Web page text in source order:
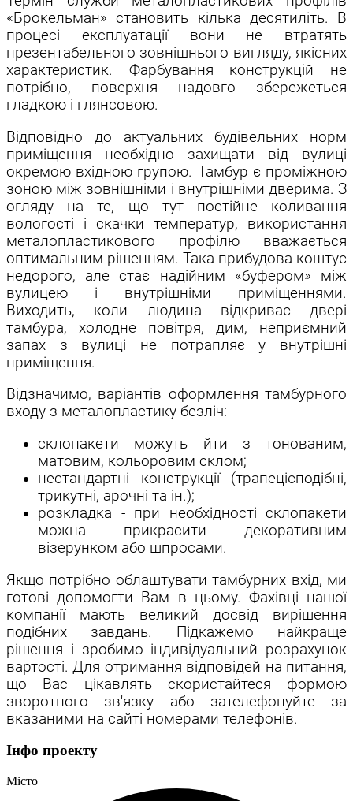
«Брокельман» становить кілька десятиліть. В
процесі експлуатації вони не втратять
презентабельного зовнішнього вигляду, якісних
характеристик. Фарбування конструкцій не
потрібно, поверхня надовго збережеться
гладкою і глянсовою.
Відповідно до актуальних будівельних норм
приміщення необхідно захищати від вулиці
окремою вхідною групою. Тамбур є проміжною
зоною між зовнішніми і внутрішніми дверима. З
огляду на те, що тут постійне коливання
вологості і скачки температур, використання
металопластикового профілю вважається
оптимальним рішенням. Така прибудова коштує
недорого, але стає надійним «буфером» між
вулицею і внутрішніми приміщеннями.
Виходить, коли людина відкриває двері
тамбура, холодне повітря, дим, неприємний
запах з вулиці не потрапляє у внутрішні
приміщення.
Відзначимо, варіантів оформлення тамбурного
входу з металопластику безліч:
склопакети можуть йти з тонованим,
матовим, кольоровим склом;
нестандартні конструкції (трапецієподібні,
трикутні, арочні та ін.);
розкладка - при необхідності склопакети
можна прикрасити декоративним
візерунком або шпросами.
Якщо потрібно облаштувати тамбурних вхід, ми
готові допомогти Вам в цьому. Фахівці нашої
компанії мають великий досвід вирішення
подібних завдань. Підкажемо найкраще
рішення і зробимо індивідуальний розрахунок
вартості. Для отримання відповідей на питання,
що Вас цікавлять скористайтеся формою
зворотного зв'язку або зателефонуйте за
вказаними на сайті номерами телефонів.
Інфо проекту
Місто